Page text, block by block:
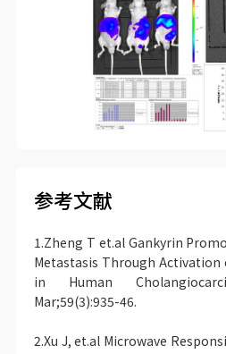
参考文献
1.Zheng T et.al Gankyrin
Metastasis Through Activation
in Human
Mar;59(3):935-46.
2.Xu J, et.al Microwave